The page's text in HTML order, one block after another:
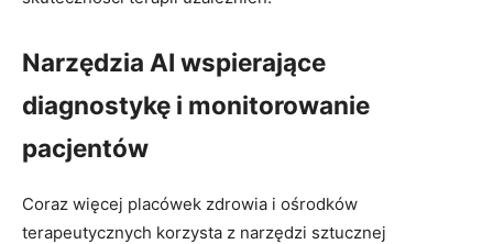
Narzędzia AI wspierające
diagnostykę i monitorowanie
pacjentów
Coraz więcej placówek zdrowia i ośrodków
terapeutycznych korzysta z narzędzi sztucznej